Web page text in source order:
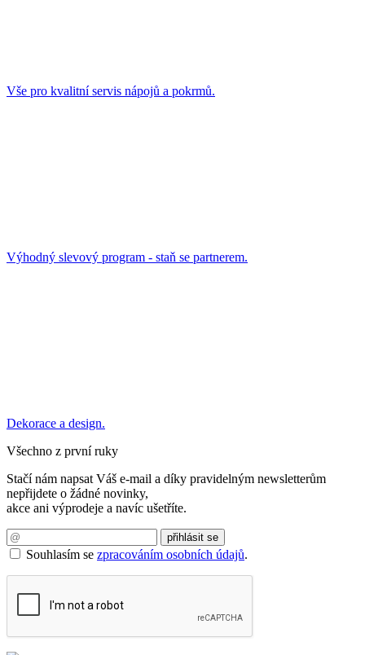
Vše pro kvalitní servis nápojů a pokrmů.
Výhodný slevový program - staň se partnerem.
Dekorace a design.
Všechno z první ruky
Stačí nám napsat Váš e-mail a díky pravidelným newsletterům
nepřijdete o žádné novinky,
akce ani výprodeje a navíc ušetříte.
Souhlasím se zpracováním osobních údajů.